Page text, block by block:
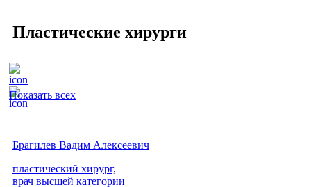
Пластические хирурги
Показать всех
Брагилев Вадим Алексеевич
пластический хирург,
врач высшей категории